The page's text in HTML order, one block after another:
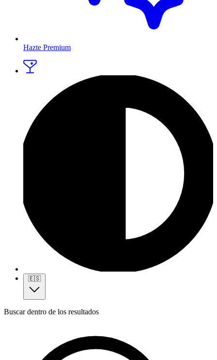
Hazte Premium
🇪🇸
Buscar dentro de los resultados